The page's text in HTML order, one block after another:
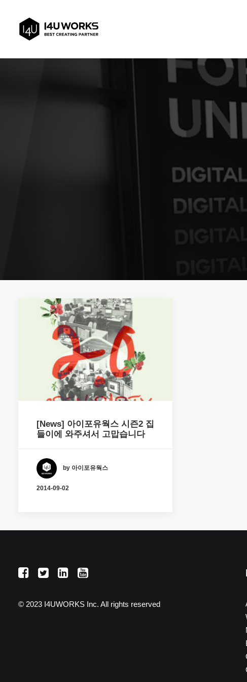
[News] 아이포유웍스 시즌2 집
들이에 와주셔서 고맙습니다
by 아이포유웍스
2014-09-02
© 2023 I4UWORKS Inc. All rights reserved